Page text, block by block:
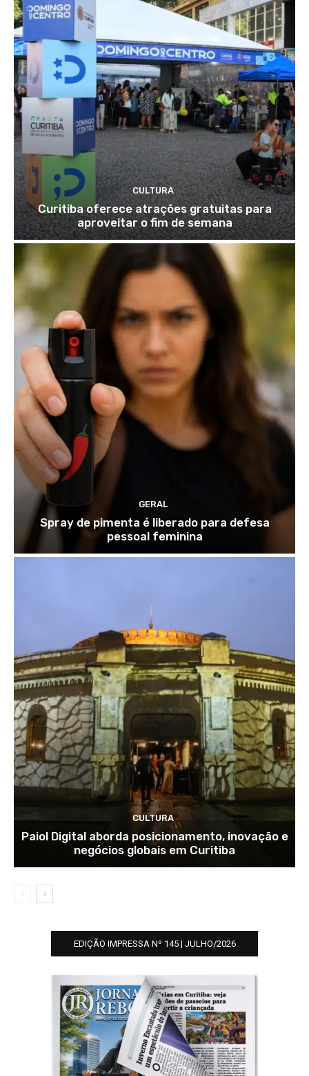
CULTURA
Curitiba oferece atrações gratuitas para
aproveitar o fim de semana
GERAL
Spray de pimenta é liberado para defesa
pessoal feminina
CULTURA
Paiol Digital aborda posicionamento, inovação e
negócios globais em Curitiba
EDIÇÃO IMPRESSA Nº 145 | JULHO/2026